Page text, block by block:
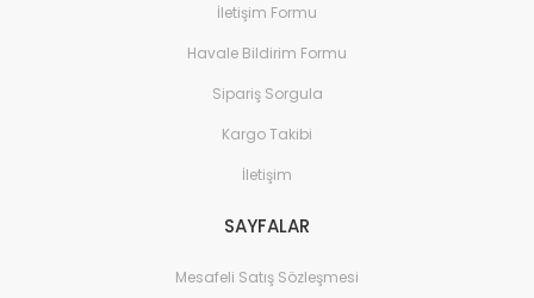
İletişim Formu
Havale Bildirim Formu
Sipariş Sorgula
Kargo Takibi
İletişim
SAYFALAR
Mesafeli Satış Sözleşmesi